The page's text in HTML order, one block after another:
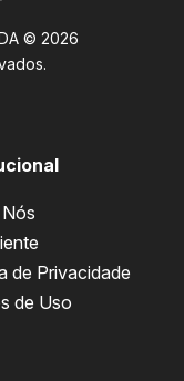
© 2026
de Privacidade
de Uso